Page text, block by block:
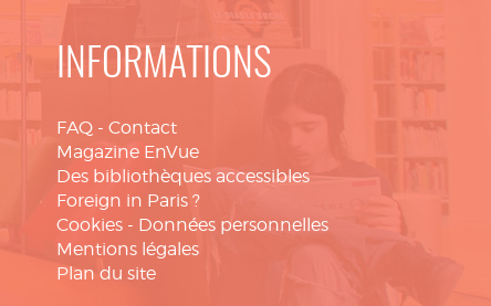
INFORMATIONS
FAQ - Contact
Magazine EnVue
Des bibliothèques accessibles
Foreign in Paris ?
Cookies - Données personnelles
Mentions légales
Plan du site